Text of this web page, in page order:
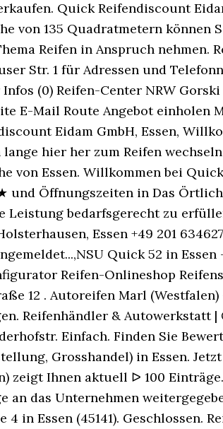
Quick Reifendiscount
von 135 Quadratmetern können
Reifen in Anspruch nehmen.
Str. 1 für Adressen und
(0) Reifen-Center NRW Gorski
E-Mail Route Angebot
Eidam GmbH, Essen,
lange hier her zum Reifen
von Essen. Willkommen bei
Öffnungszeiten in Das
Leistung bedarfsgerecht zu
Essen +49 201
Quick 52 in
Reifen-Onlineshop
12 . Autoreifen Marl
Reifenhändler & Autowerkstatt
Einfach. Finden Sie
Grosshandel) in Essen.
zeigt Ihnen aktuell ᐅ 100
an das Unternehmen
in Essen (45141). Geschlossen.